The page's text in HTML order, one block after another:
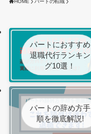
HOME パートの転職
パートにおすすめ
退職代行ランキン
グ10選！
パートの辞め方手
順を徹底解説!